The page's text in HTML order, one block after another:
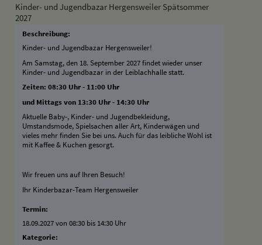
Kinder- und Jugendbazar Hergensweiler Spätsommer
2027
Beschreibung:
Kinder- und Jugendbazar Hergensweiler!
Am Samstag, den 18. September 2027 findet wieder unser
Kinder- und Jugendbazar in der Leiblachhalle statt.
Zeiten: 08:30 Uhr - 11:00 Uhr
und Mittags von 13:30 Uhr - 14:30 Uhr
Aktuelle Baby-, Kinder- und Jugendbekleidung,
Umstandsmode, Spielsachen aller Art, Kinderwägen und
vieles mehr finden Sie bei uns. Auch für das leibliche Wohl ist
mit Kaffee & Kuchen gesorgt.
Wir freuen uns auf Ihren Besuch!
Ihr Kinderbazar-Team Hergensweiler
Termin:
18.09.2027 von 08:30 bis 14:30 Uhr
Kategorie: